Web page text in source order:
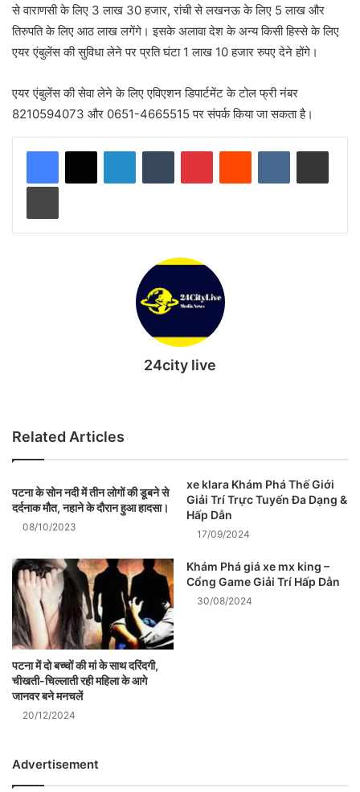
से वाराणसी के लिए 3 लाख 30 हजार, रांची से लखनऊ के लिए 5 लाख और
तिरुपति के लिए आठ लाख लगेंगे। इसके अलावा देश के अन्य किसी हिस्से के लिए
एयर एंबुलेंस की सुविधा लेने पर प्रति घंटा 1 लाख 10 हजार रुपए देने होंगे।
एयर एंबुलेंस की सेवा लेने के लिए एविएशन डिपार्टमेंट के टोल फ्री नंबर
8210594073 और 0651-4665515 पर संपर्क किया जा सकता है।
LinkedInTumblr PinterestReddit VKontakteShare via Email
Print
24city live
Related Articles
पटना के सोन नदी में तीन लोगों की डूबने से
दर्दनाक मौत, नहाने के दौरान हुआ हादसा।
08/10/2023
xe klara Khám Phá Thế Giới
Giải Trí Trực Tuyến Đa Dạng &
Hấp Dẫn
17/09/2024
पटना में दो बच्चों की मां के साथ दरिंदगी,
चीखती-चिल्लाती रही महिला के आगे
जानवर बने मनचलें
20/12/2024
Khám Phá giá xe mx king –
Cổng Game Giải Trí Hấp Dẫn
30/08/2024
Advertisement